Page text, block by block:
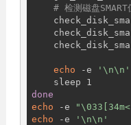
# 检测磁盘SMART
echo -e
'\n\n'
done
echo -e
echo -e '\n\n'